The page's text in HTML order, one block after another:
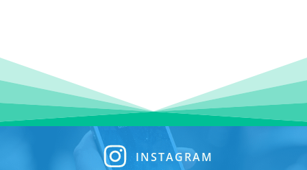
INSTAGRAM